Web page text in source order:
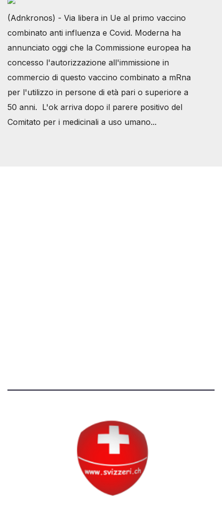
(Adnkronos) - Via libera in Ue al primo vaccino
combinato anti influenza e Covid. Moderna ha
annunciato oggi che la Commissione europea ha
concesso l'autorizzazione all'immissione in
commercio di questo vaccino combinato a mRna
per l'utilizzo in persone di età pari o superiore a
50 anni. L'ok arriva dopo il parere positivo del
Comitato per i medicinali a uso umano...